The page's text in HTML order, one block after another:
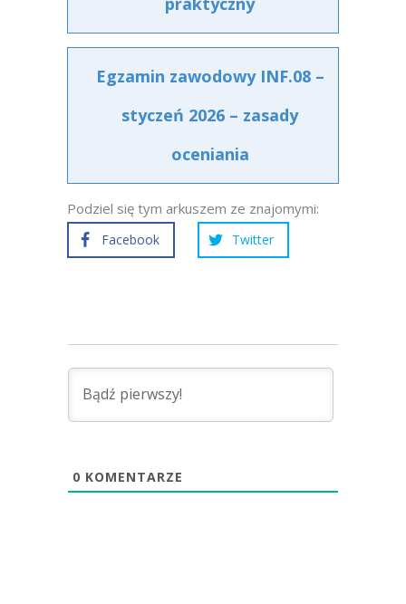
Egzamin zawodowy INF.08 –
styczeń 2026 – zasady
oceniania
Podziel się tym arkuszem ze znajomymi:
Facebook Twitter
0 KOMENTARZE